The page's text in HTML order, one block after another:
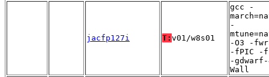
jacfp127i T: v01/w8s01
gcc -
-
-O3 -
-fPIC -
-
Wall